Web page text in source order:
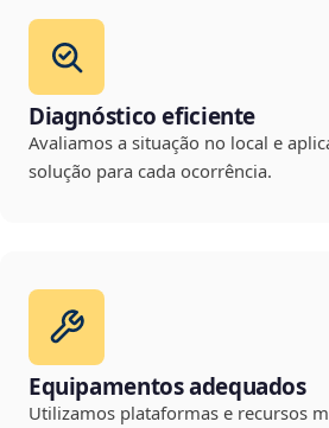
Diagnóstico eficiente
Avaliamos a situação no local e
solução para cada ocorrência.
Equipamentos adequados
Utilizamos plataformas e recursos